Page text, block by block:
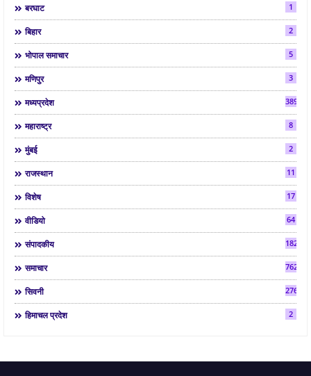
बरघाट 1
बिहार 2
भोपाल समाचार 5
मणिपुर 3
मध्यप्रदेश 3892
महाराष्ट्र 8
मुंबई 2
राजस्थान 11
विशेष 17
वीडियो 64
संपादकीय 182
समाचार 7624
सिवनी 2763
हिमाचल प्रदेश 2